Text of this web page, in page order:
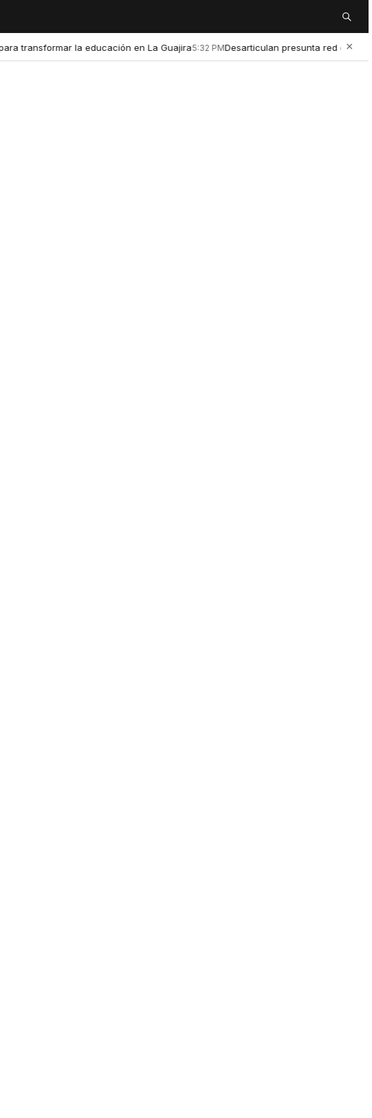
Buscar
la educación en La Guajira 5:32 PMDesarticulan presunta red de ×